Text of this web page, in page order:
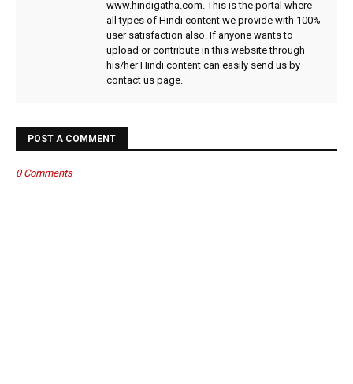
www.hindigatha.com. This is the portal where
all types of Hindi content we provide with 100%
user satisfaction also. If anyone wants to
upload or contribute in this website through
his/her Hindi content can easily send us by
contact us page.
POST A COMMENT
0 Comments